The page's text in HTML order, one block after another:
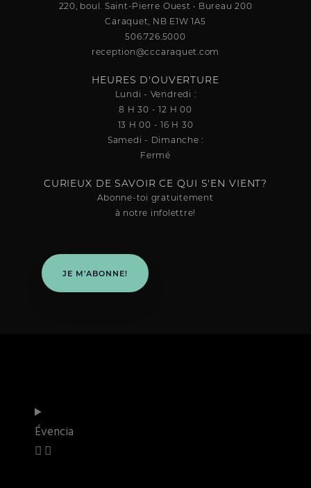
220, boul. Saint-Pierre Ouest • Bureau 200
Caraquet, NB E1W 1A5
506.726.5000
reception@cccaraquet.com
HEURES D'OUVERTURE
Lundi - Vendredi :
8 H 30 - 12 H 00
13 H 00 - 16 H 30
Samedi - Dimanche :
Fermé
CURIEUX DE SAVOIR CE QUI S'EN VIENT?
Abonne-toi gratuitement
à notre infolettre!
JE M'ABONNE!
Évencia